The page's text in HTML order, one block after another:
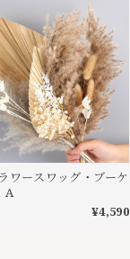
ワースワッグ・ブーケ
A
¥4,590